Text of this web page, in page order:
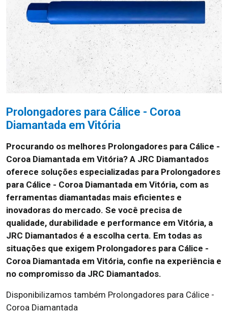
Prolongadores para Cálice - Coroa
Diamantada em Vitória
Procurando os melhores Prolongadores para Cálice -
Coroa Diamantada em Vitória? A JRC Diamantados
oferece soluções especializadas para Prolongadores
para Cálice - Coroa Diamantada em Vitória, com as
ferramentas diamantadas mais eficientes e
inovadoras do mercado. Se você precisa de
qualidade, durabilidade e performance em Vitória, a
JRC Diamantados é a escolha certa. Em todas as
situações que exigem Prolongadores para Cálice -
Coroa Diamantada em Vitória, confie na experiência e
no compromisso da JRC Diamantados.
Disponibilizamos também Prolongadores para Cálice -
Coroa Diamantada